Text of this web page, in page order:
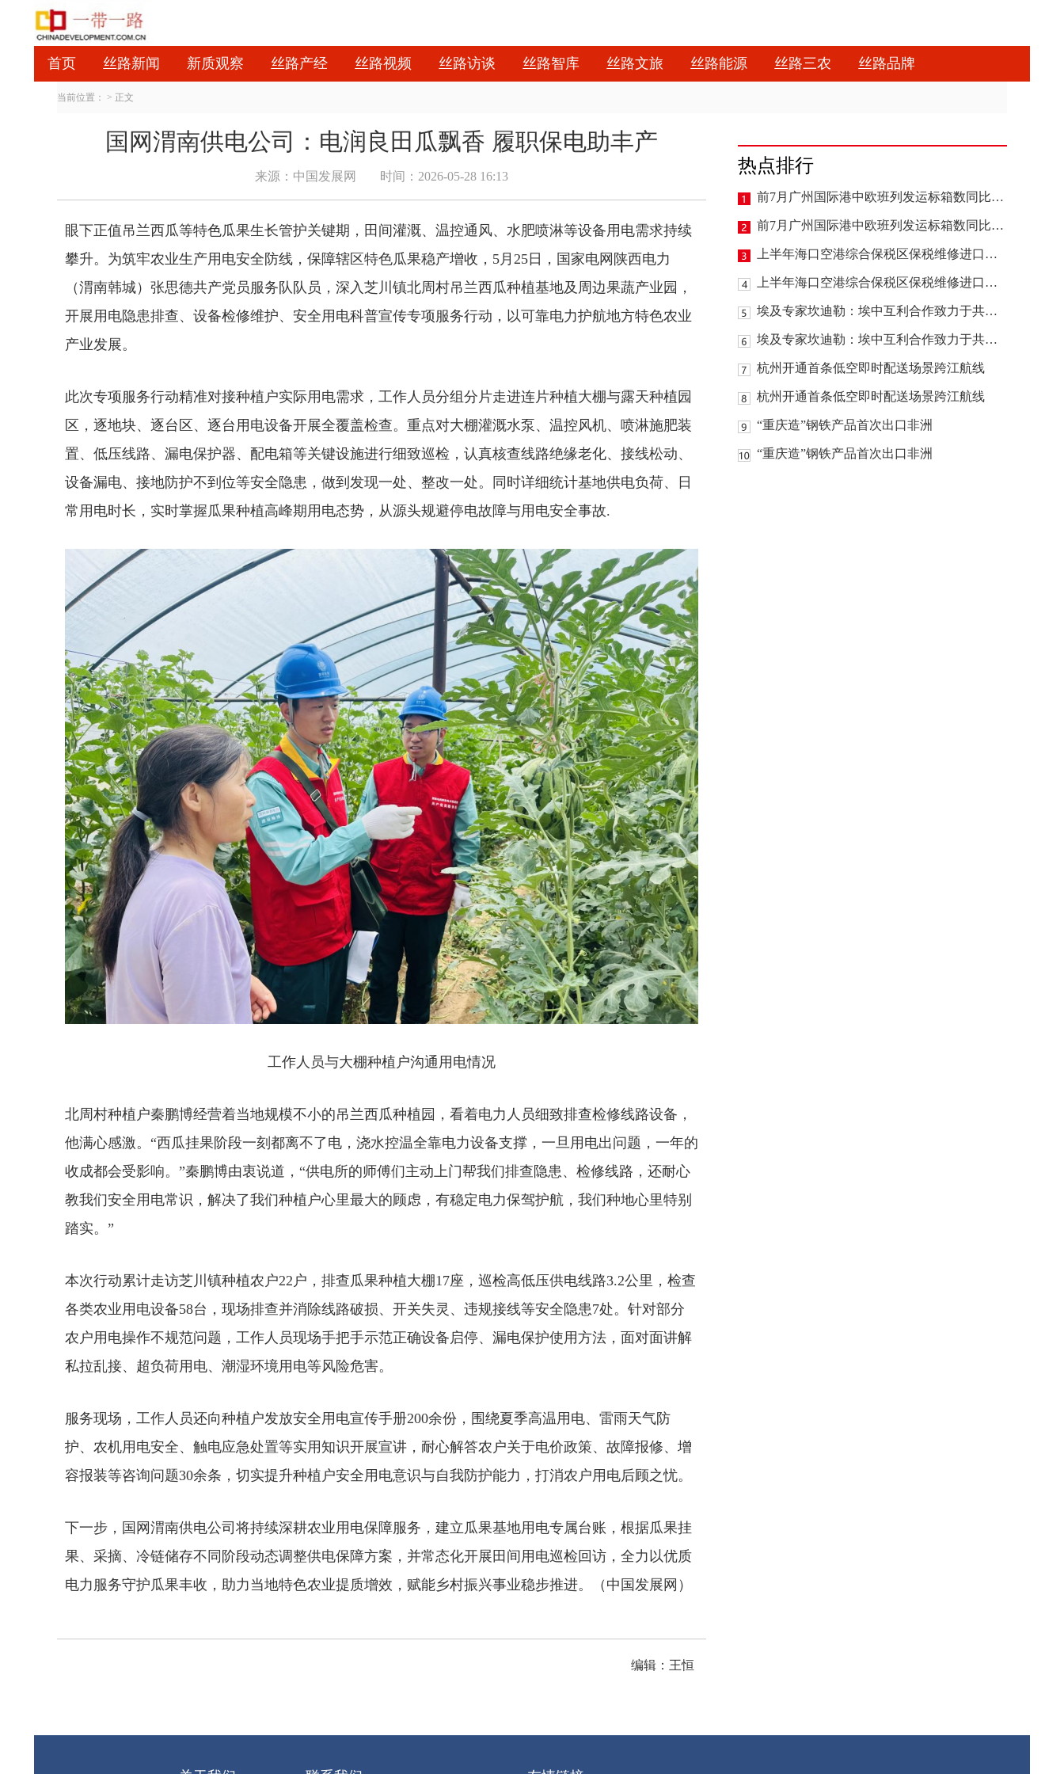
首页 丝路新闻 新质观察 丝路产经 丝路视频 丝路访谈 丝路智库 丝路文旅 丝路能源 丝路三农 丝路品牌
当前位置： > 正文
国网渭南供电公司：电润良田瓜飘香 履职保电助丰产
来源：中国发展网 时间：2026-05-28 16:13
眼下正值吊兰西瓜等特色瓜果生长管护关键期，田间灌溉、温控通风、水肥喷淋等设备用电需求持续
攀升。为筑牢农业生产用电安全防线，保障辖区特色瓜果稳产增收，5月25日，国家电网陕西电力
（渭南韩城）张思德共产党员服务队队员，深入芝川镇北周村吊兰西瓜种植基地及周边果蔬产业园，
开展用电隐患排查、设备检修维护、安全用电科普宣传专项服务行动，以可靠电力护航地方特色农业
产业发展。
此次专项服务行动精准对接种植户实际用电需求，工作人员分组分片走进连片种植大棚与露天种植园
区，逐地块、逐台区、逐台用电设备开展全覆盖检查。重点对大棚灌溉水泵、温控风机、喷淋施肥装
置、低压线路、漏电保护器、配电箱等关键设施进行细致巡检，认真核查线路绝缘老化、接线松动、
设备漏电、接地防护不到位等安全隐患，做到发现一处、整改一处。同时详细统计基地供电负荷、日
常用电时长，实时掌握瓜果种植高峰期用电态势，从源头规避停电故障与用电安全事故.
工作人员与大棚种植户沟通用电情况
北周村种植户秦鹏博经营着当地规模不小的吊兰西瓜种植园，看着电力人员细致排查检修线路设备，
他满心感激。“西瓜挂果阶段一刻都离不了电，浇水控温全靠电力设备支撑，一旦用电出问题，一年的
收成都会受影响。”秦鹏博由衷说道，“供电所的师傅们主动上门帮我们排查隐患、检修线路，还耐心
教我们安全用电常识，解决了我们种植户心里最大的顾虑，有稳定电力保驾护航，我们种地心里特别
踏实。”
本次行动累计走访芝川镇种植农户22户，排查瓜果种植大棚17座，巡检高低压供电线路3.2公里，检查
各类农业用电设备58台，现场排查并消除线路破损、开关失灵、违规接线等安全隐患7处。针对部分
农户用电操作不规范问题，工作人员现场手把手示范正确设备启停、漏电保护使用方法，面对面讲解
私拉乱接、超负荷用电、潮湿环境用电等风险危害。
服务现场，工作人员还向种植户发放安全用电宣传手册200余份，围绕夏季高温用电、雷雨天气防
护、农机用电安全、触电应急处置等实用知识开展宣讲，耐心解答农户关于电价政策、故障报修、增
容报装等咨询问题30余条，切实提升种植户安全用电意识与自我防护能力，打消农户用电后顾之忧。
下一步，国网渭南供电公司将持续深耕农业用电保障服务，建立瓜果基地用电专属台账，根据瓜果挂
果、采摘、冷链储存不同阶段动态调整供电保障方案，并常态化开展田间用电巡检回访，全力以优质
电力服务守护瓜果丰收，助力当地特色农业提质增效，赋能乡村振兴事业稳步推进。（中国发展网）
编辑：王恒
热点排行
前7月广州国际港中欧班列发运标箱数同比增16.4%
前7月广州国际港中欧班列发运标箱数同比增16.4%
上半年海口空港综合保税区保税维修进口货值同比增长逾三成
上半年海口空港综合保税区保税维修进口货值同比增长逾三成
埃及专家坎迪勒：埃中互利合作致力于共创美好未来
埃及专家坎迪勒：埃中互利合作致力于共创美好未来
杭州开通首条低空即时配送场景跨江航线
杭州开通首条低空即时配送场景跨江航线
“重庆造”钢铁产品首次出口非洲
“重庆造”钢铁产品首次出口非洲